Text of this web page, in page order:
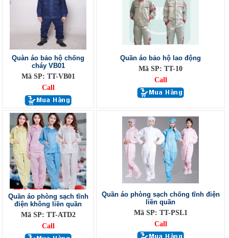
Quàn áo bảo hộ chống
cháy VB01
Mã SP: TT-VB01
Call
Quần áo bảo hộ lao động
Mã SP: TT-10
Call
Quần áo phòng sạch tĩnh
điện không liền quần
Mã SP: TT-ATD2
Call
Quần áo phòng sạch chống tĩnh điện
liền quần
Mã SP: TT-PSL1
Call